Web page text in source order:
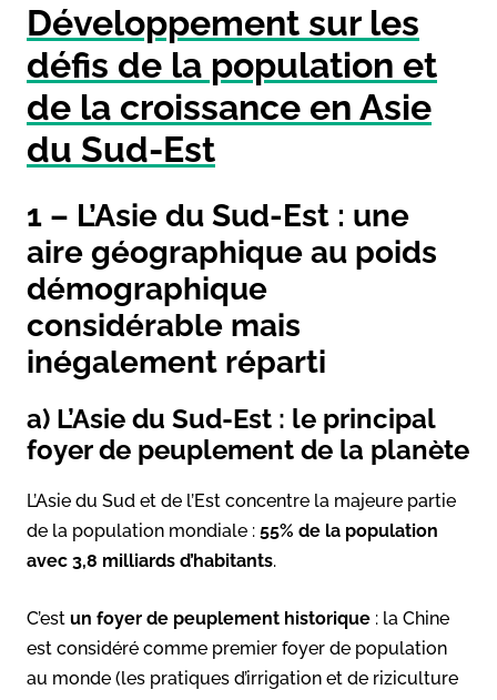
Développement sur les
défis de la population et
de la croissance en Asie
du Sud-Est
1 – L’Asie du Sud-Est : une
aire géographique au poids
démographique
considérable mais
inégalement réparti
a) L’Asie du Sud-Est : le principal
foyer de peuplement de la planète
L’Asie du Sud et de l’Est concentre la majeure partie
de la population mondiale : 55% de la population
avec 3,8 milliards d’habitants.
C’est un foyer de peuplement historique : la Chine
est considéré comme premier foyer de population
au monde (les pratiques d’irrigation et de riziculture